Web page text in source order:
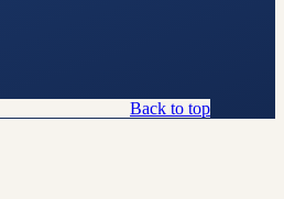
Back to top